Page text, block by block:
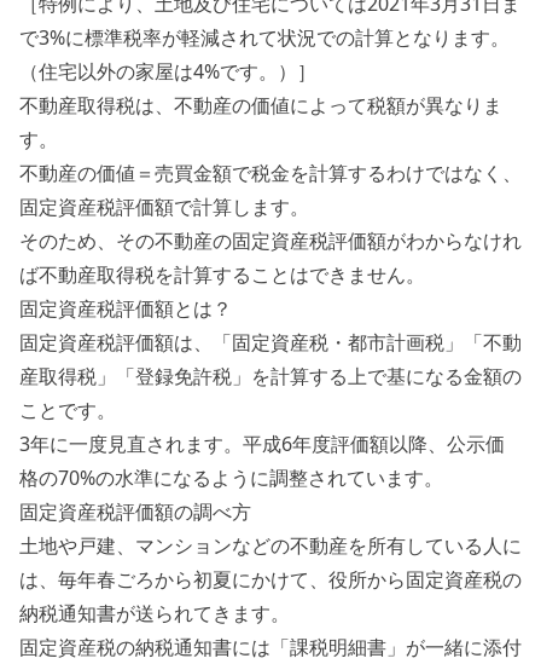
で3%に標準税率が軽減されて状況での計算となります。
（住宅以外の家屋は4%です。）］
不動産取得税は、不動産の価値によって税額が異なりま
す。
不動産の価値＝売買金額で税金を計算するわけではなく、
固定資産税評価額で計算します。
そのため、その不動産の固定資産税評価額がわからなけれ
ば不動産取得税を計算することはできません。
固定資産税評価額とは？
固定資産税評価額は、「固定資産税・都市計画税」「不動
産取得税」「登録免許税」を計算する上で基になる金額の
ことです。
3年に一度見直されます。平成6年度評価額以降、公示価
格の70%の水準になるように調整されています。
固定資産税評価額の調べ方
土地や戸建、マンションなどの不動産を所有している人に
は、毎年春ごろから初夏にかけて、役所から固定資産税の
納税通知書が送られてきます。
固定資産税の納税通知書には「課税明細書」が一緒に添付